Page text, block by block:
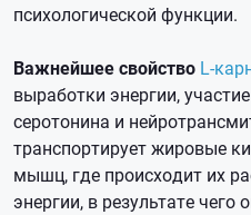
психологической функции.
Важнейшее свойство L-
выработки энергии,
серотонина и
транспортирует жировые
мышц, где происходит их
энергии, в результате чего